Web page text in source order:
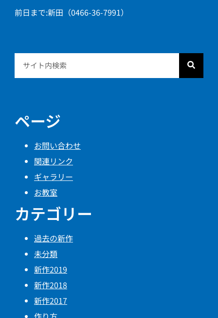
前日まで:新田（0466-36-7991）
ページ
お問い合わせ
関連リンク
ギャラリー
お教室
カテゴリー
過去の新作
未分類
新作2019
新作2018
新作2017